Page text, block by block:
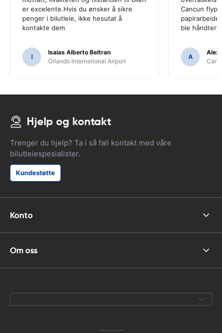
er excelente.Hvis du ønsker å sikre
penger i bilutleie, ikke hesutat å
kontakte dem
I
Isaias Alberto Beltran
Orlando International Airport
Cancun
ble håndtert
A
Alex
Hjelp og kontakt
Trenger du hjelp? Ta i så fall kontakt med våre
bilutleiespesialister.
Kundestøtte
Konto
Om oss